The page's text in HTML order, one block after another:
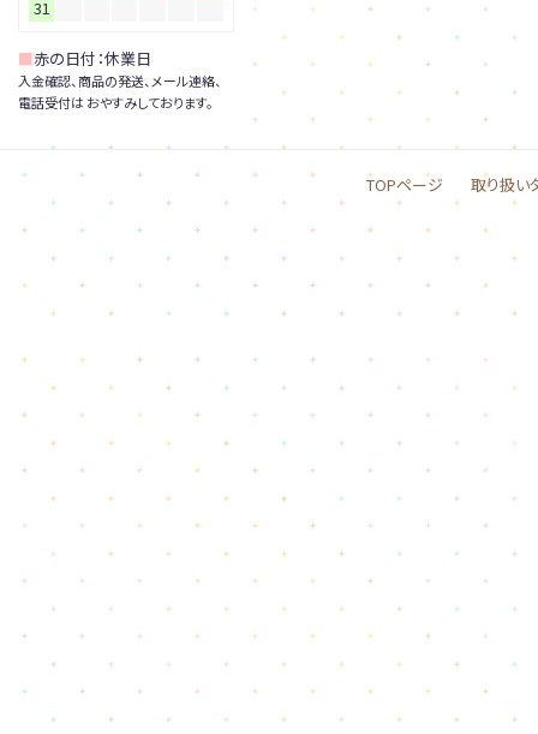
31
■赤の日付：休業日
入金確認、商品の発送、メール連絡、
電話受付は おやすみしております。
TOPページ 取り扱い